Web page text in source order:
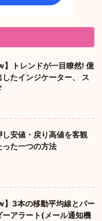
】トレンドが一目瞭然! 億
たインジケーター、 ス
し安値・戻り高値を客観
た一つの方法
】3本の移動平均線とパー
ーアラート(メール通知機